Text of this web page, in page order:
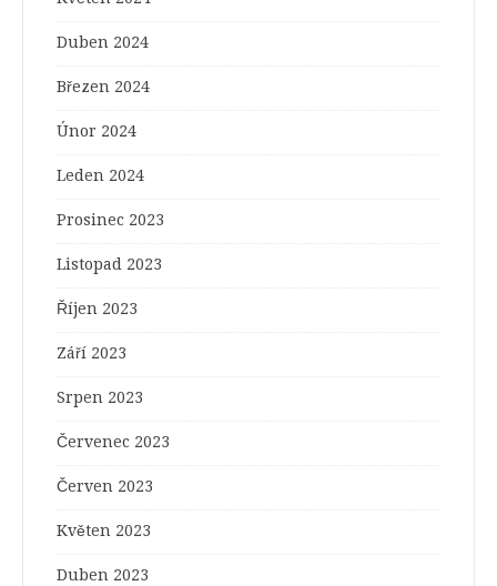
Duben 2024
Březen 2024
Únor 2024
Leden 2024
Prosinec 2023
Listopad 2023
Říjen 2023
Září 2023
Srpen 2023
Červenec 2023
Červen 2023
Květen 2023
Duben 2023